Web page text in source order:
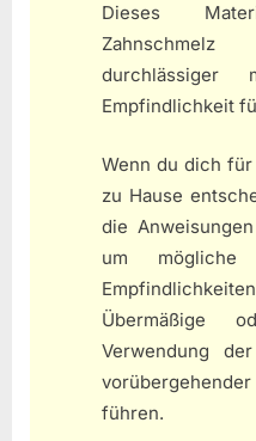
Dieses
durchlässiger
Empfindlichkeit
Wenn du dich
zu Hause
die
um mögliche
Übermäßige
Verwendung
führen.